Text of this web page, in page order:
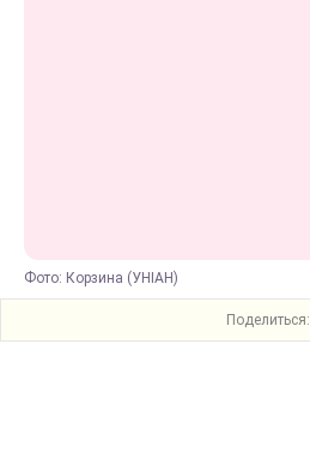
Фото: Корзина (УНІАН)
Поделиться: